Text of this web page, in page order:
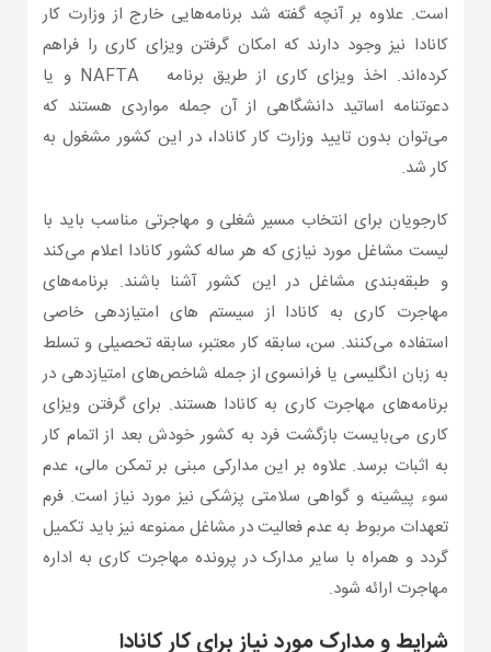
است. علاوه بر آنچه گفته شد برنامه‌هایی خارج از وزارت کار
کانادا نیز وجود دارند که امکان گرفتن ویزای کاری را فراهم
کرده‌اند. اخذ ویزای کاری از طریق برنامه NAFTA و یا
دعوتنامه اساتید دانشگاهی از آن جمله مواردی هستند که
می‌توان بدون تایید وزارت کار کانادا، در این کشور مشغول به
کار شد.
کارجویان برای انتخاب مسیر شغلی و مهاجرتی مناسب باید با
لیست مشاغل مورد نیازی که هر ساله کشور کانادا اعلام می‌کند
و طبقه‌بندی مشاغل در این کشور آشنا باشند. برنامه‌های
مهاجرت کاری به کانادا از سیستم های امتیازدهی خاصی
استفاده می‌کنند. سن، سابقه کار معتبر، سابقه تحصیلی و تسلط
به زبان انگلیسی یا فرانسوی از جمله شاخص‌های امتیازدهی در
برنامه‌های مهاجرت کاری به کانادا هستند. برای گرفتن ویزای
کاری می‌بایست بازگشت فرد به کشور خودش بعد از اتمام کار
به اثبات برسد. علاوه بر این مدارکی مبنی بر تمکن مالی، عدم
سوء پیشینه و گواهی سلامتی پزشکی نیز مورد نیاز است. فرم
تعهدات مربوط به عدم فعالیت در مشاغل ممنوعه نیز باید تکمیل
گردد و همراه با سایر مدارک در پرونده مهاجرت کاری به اداره
مهاجرت ارائه شود.
شرایط و مدارک مورد نیاز برای کار کانادا